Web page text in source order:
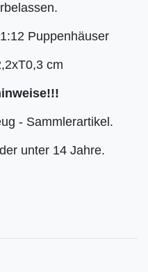
Puppenhäuser
cm
- Sammlerartikel.
unter 14 Jahre.